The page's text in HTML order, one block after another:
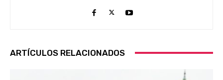
ARTÍCULOS RELACIONADOS